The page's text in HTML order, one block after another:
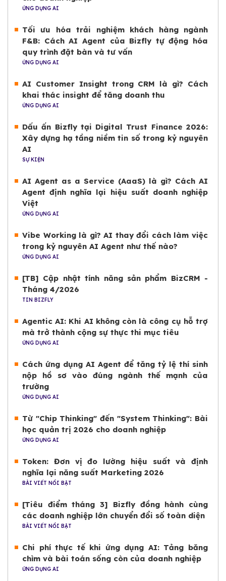
ỨNG DỤNG AI
Tối ưu hóa trải nghiệm khách hàng ngành
F&B: Cách AI Agent của Bizfly tự động hóa
quy trình đặt bàn và tư vấn
ỨNG DỤNG AI
AI Customer Insight trong CRM là gì? Cách
khai thác insight để tăng doanh thu
ỨNG DỤNG AI
Dấu ấn Bizfly tại Digital Trust Finance 2026:
Xây dựng hạ tầng niềm tin số trong kỷ nguyên
AI
SỰ KIỆN
AI Agent as a Service (AaaS) là gì? Cách AI
Agent định nghĩa lại hiệu suất doanh nghiệp
Việt
ỨNG DỤNG AI
Vibe Working là gì? AI thay đổi cách làm việc
trong kỷ nguyên AI Agent như thế nào?
ỨNG DỤNG AI
[TB] Cập nhật tính năng sản phẩm BizCRM -
Tháng 4/2026
TIN BIZFLY
Agentic AI: Khi AI không còn là công cụ hỗ trợ
mà trở thành cộng sự thực thi mục tiêu
ỨNG DỤNG AI
Cách ứng dụng AI Agent để tăng tỷ lệ thí sinh
nộp hồ sơ vào đúng ngành thế mạnh của
trường
ỨNG DỤNG AI
Từ "Chip Thinking" đến "System Thinking": Bài
học quản trị 2026 cho doanh nghiệp
ỨNG DỤNG AI
Token: Đơn vị đo lường hiệu suất và định
nghĩa lại năng suất Marketing 2026
BÀI VIẾT NỔI BẬT
[Tiêu điểm tháng 3] Bizfly đồng hành cùng
các doanh nghiệp lớn chuyển đổi số toàn diện
BÀI VIẾT NỔI BẬT
Chi phí thực tế khi ứng dụng AI: Tảng băng
chìm và bài toán sống còn của doanh nghiệp
ỨNG DỤNG AI